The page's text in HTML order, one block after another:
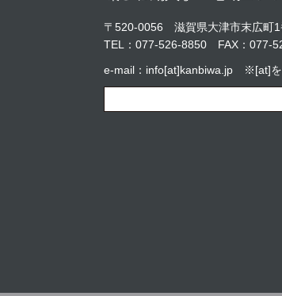
〒520-0056 滋賀県大津市末広町
TEL： 077-526-8850 FAX：077-
e-mail：info[at]kanbiwa.jp ※[at]を